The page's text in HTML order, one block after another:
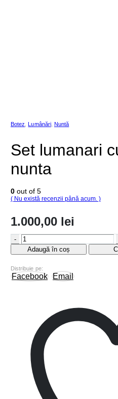
Botez ,Lumânări, Nuntă
Set lumanari
nunta
0 out of 5
( Nu există recenzii până acum. )
1.000,00 lei
-
Adaugă în coș
Distribuie pe:
Facebook Email